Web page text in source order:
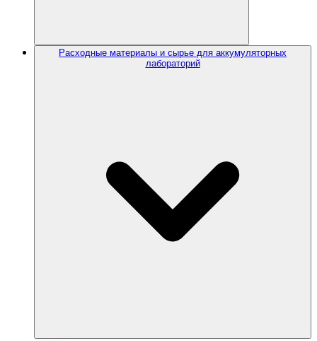
Расходные материалы и сырье для аккумуляторных
лабораторий